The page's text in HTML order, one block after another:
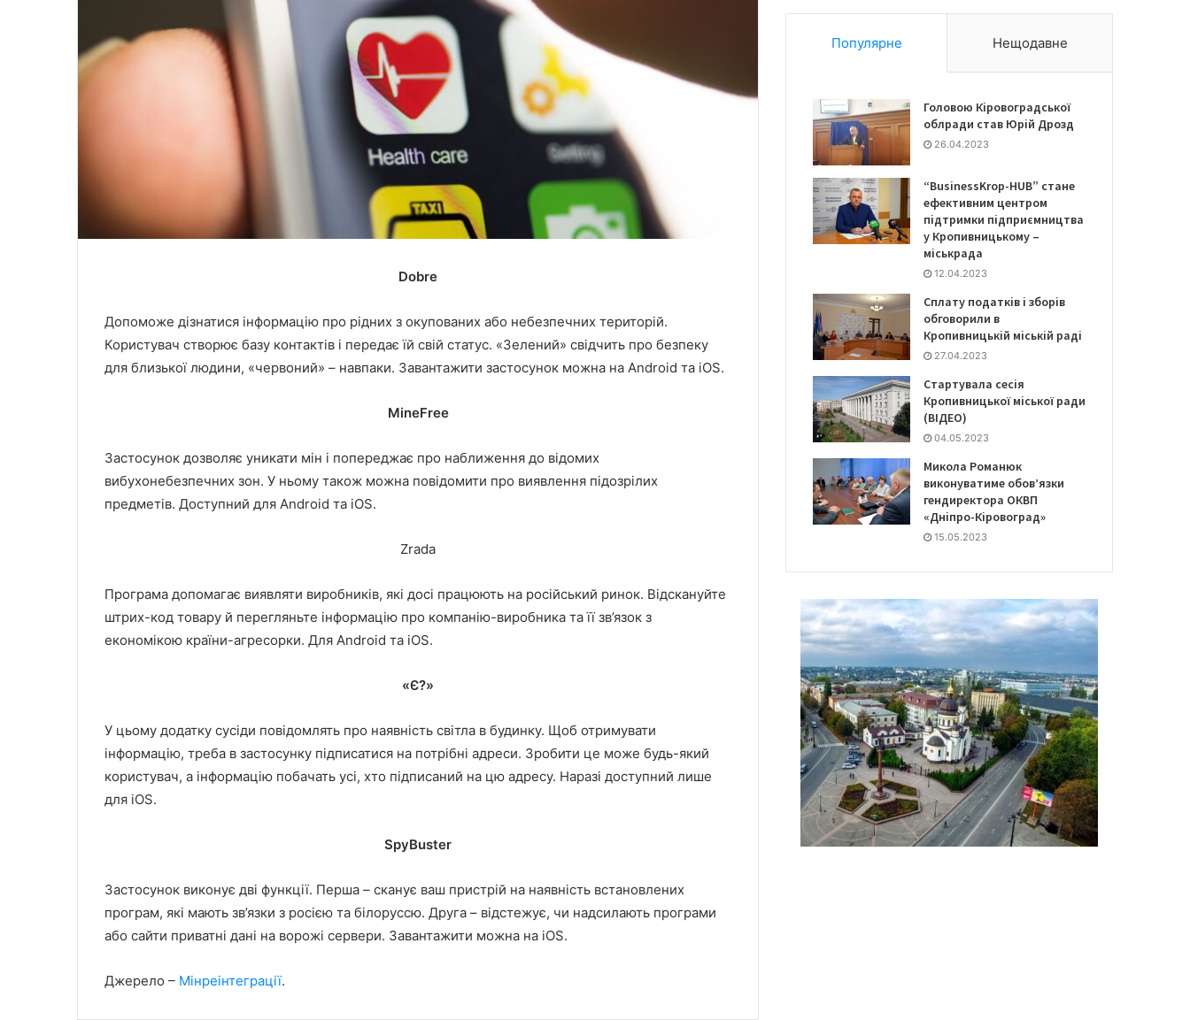
Dobre
Допоможе дізнатися інформацію про рідних з окупованих або небезпечних територій.
Користувач створює базу контактів і передає їй свій статус. «Зелений» свідчить про безпеку
для близької людини, «червоний» – навпаки. Завантажити застосунок можна на Android та iOS.
MineFree
Застосунок дозволяє уникати мін і попереджає про наближення до відомих
вибухонебезпечних зон. У ньому також можна повідомити про виявлення підозрілих
предметів. Доступний для Android та iOS.
Zrada
Програма допомагає виявляти виробників, які досі працюють на російський ринок. Відскануйте
штрих-код товару й перегляньте інформацію про компанію-виробника та її зв’язок з
економікою країни-агресорки. Для Android та iOS.
«Є?»
У цьому додатку сусіди повідомлять про наявність світла в будинку. Щоб отримувати
інформацію, треба в застосунку підписатися на потрібні адреси. Зробити це може будь-який
користувач, а інформацію побачать усі, хто підписаний на цю адресу. Наразі доступний лише
для iOS.
SpyBuster
Застосунок виконує дві функції. Перша – сканує ваш пристрій на наявність встановлених
програм, які мають зв’язки з росією та білоруссю. Друга – відстежує, чи надсилають програми
або сайти приватні дані на ворожі сервери. Завантажити можна на iOS.
Джерело – Мінреінтеграції.
Популярне Нещодавне
Головою Кіровоградської
облради став Юрій Дрозд
26.04.2023
“BusinessKrop-HUB” стане
ефективним центром
підтримки підприємництва
у Кропивницькому –
міськрада
12.04.2023
Сплату податків і зборів
обговорили в
Кропивницькій міській раді
27.04.2023
Стартувала сесія
Кропивницької міської ради
(ВІДЕО)
04.05.2023
Микола Романюк
виконуватиме обов’язки
гендиректора ОКВП
«Дніпро-Кіровоград»
15.05.2023